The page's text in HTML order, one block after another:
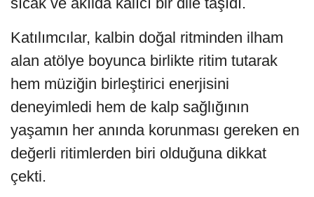
Katılımcılar, kalbin doğal ritminden ilham
alan atölye boyunca birlikte ritim tutarak
hem müziğin birleştirici enerjisini
deneyimledi hem de kalp sağlığının
yaşamın her anında korunması gereken en
değerli ritimlerden biri olduğuna dikkat
çekti.